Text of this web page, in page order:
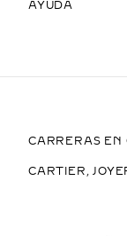
AYUDA
CARRERAS EN
CARTIER,